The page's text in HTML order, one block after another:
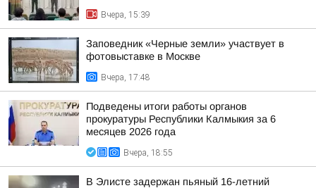
Вчера, 15:39
Заповедник «Черные земли» участвует в
фотовыставке в Москве
Вчера, 17:48
Подведены итоги работы органов
прокуратуры Республики Калмыкия за 6
месяцев 2026 года
Вчера, 18:55
В Элисте задержан пьяный 16-летний